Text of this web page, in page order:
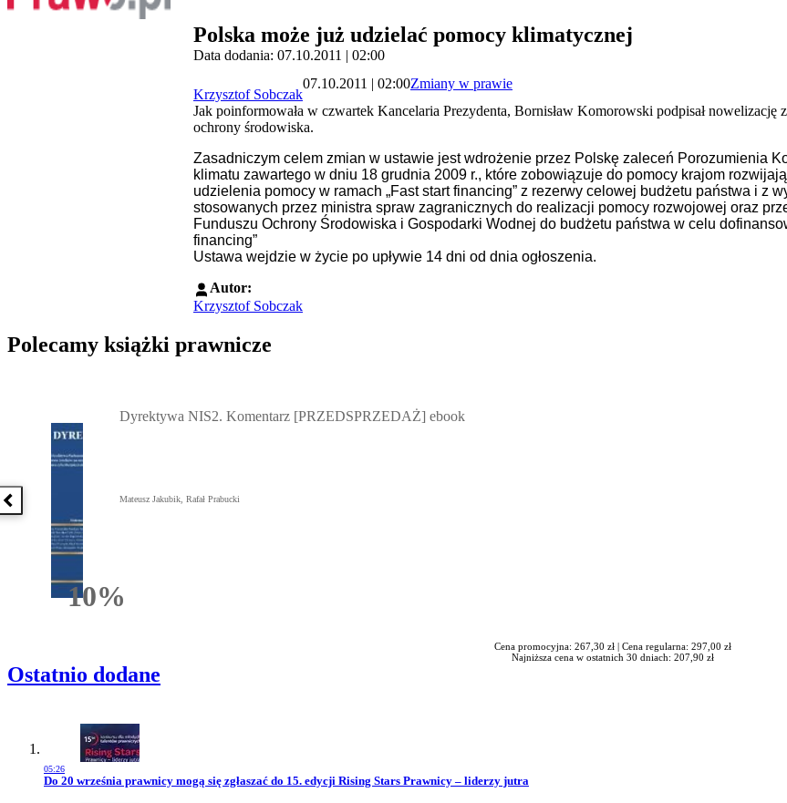
Polska może już udzielać pomocy klimatycznej
Data dodania: 07.10.2011 | 02:00
Krzysztof Sobczak
07.10.2011 | 02:00Zmiany w prawie
Jak poinformowała w czwartek Kancelaria Prezydenta, Bornisław Komorowski podpisał nowelizację
ochrony środowiska.
Zasadniczym celem zmian w ustawie jest wdrożenie przez Polskę zaleceń Porozumienia
klimatu zawartego w dniu 18 grudnia 2009 r., które zobowiązuje do pomocy krajom
udzielenia pomocy w ramach „Fast start financing” z rezerwy celowej budżetu państwa i z
stosowanych przez ministra spraw zagranicznych do realizacji pomocy rozwojowej oraz
Funduszu Ochrony Środowiska i Gospodarki Wodnej do budżetu państwa w celu
financing”
Ustawa wejdzie w życie po upływie 14 dni od dnia ogłoszenia.
Autor:
Krzysztof Sobczak
Polecamy książki prawnicze
Poprzednia książka
10%Rabatu
Dyrektywa NIS2. Komentarz [PRZEDSPRZEDAŻ] ebook
Mateusz Jakubik, Rafał Prabucki
Cena promocyjna: 267,30 zł | Cena regularna: 297,00 zł
Najniższa cena w ostatnich 30 dniach: 207,90 zł
Ostatnio dodane
05:26
Przejdź do artykułu:
Do 20 września prawnicy mogą się zgłaszać do 15. edycji Rising Stars Prawnicy – liderzy jutra